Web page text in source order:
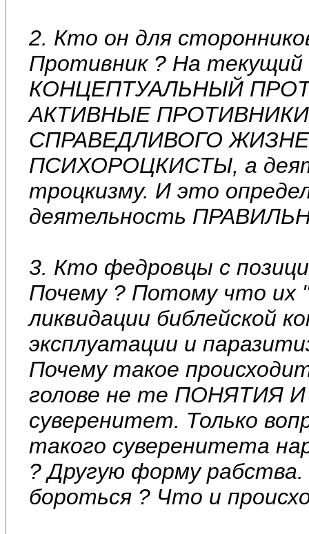
2. Кто он для
Противник ? На
КОНЦЕПТУАЛЬНЫЙ
АКТИВНЫЕ
СПРАВЕДЛИВОГО
ПСИХОРОЦКИСТЫ, а
троцкизму. И это
деятельность
3. Кто федровцы с
Почему ? Потому что их
ликвидации библейской
эксплуатации и
Почему такое
голове не те ПОНЯТИЯ
суверенитет. Только
такого суверенитета
? Другую форму
бороться ? Что и